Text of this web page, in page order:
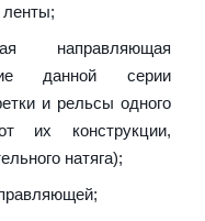
ленты;
направляющая
данной серии
и рельсы одного
их конструкции,
натяга);